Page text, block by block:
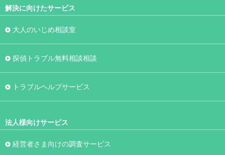
解決に向けたサービス
大人のいじめ相談室
探偵トラブル無料相談相談
トラブルヘルプサービス
法人様向けサービス
経営者さま向けの調査サービス